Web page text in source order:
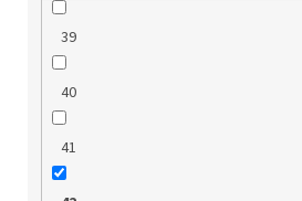
39
40
41